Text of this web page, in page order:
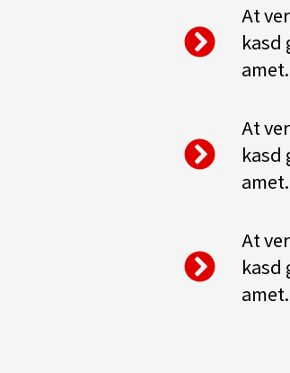
At
kasd
amet.
At
kasd
amet.
At
kasd
amet.